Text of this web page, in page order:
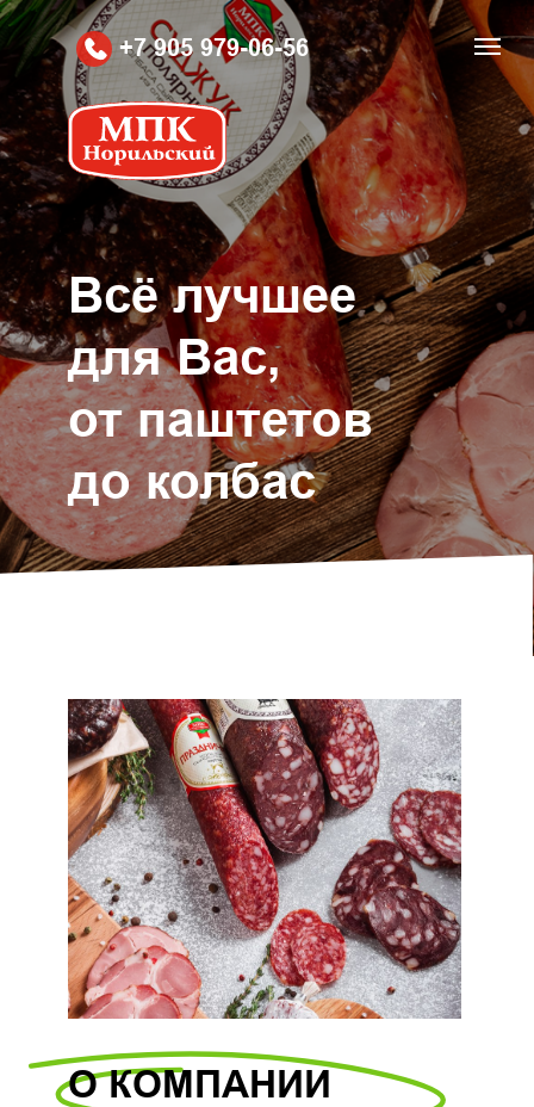
+7 905 979-06-56
Вcё лучшее
для Вас,
от паштетов
до колбас
О КОМПАНИИ